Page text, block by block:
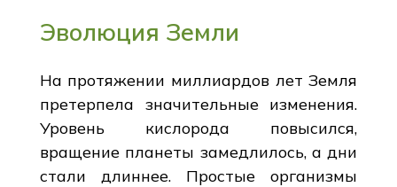
Эволюция Земли
На протяжении миллиардов лет Земля
претерпела значительные изменения.
Уровень кислорода повысился,
вращение планеты замедлилось, а дни
стали длиннее. Простые организмы